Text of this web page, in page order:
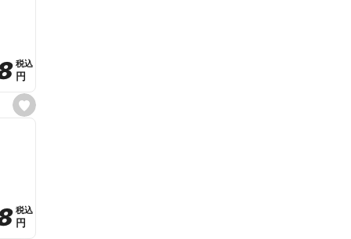
e
s
e
e
税込
税込
円
円
税込
税込
円
円